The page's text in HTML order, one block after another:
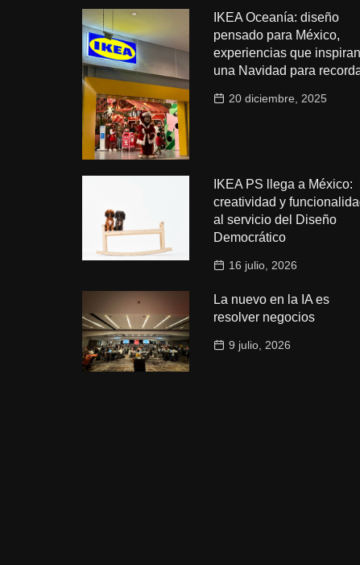
IKEA Oceanía: diseño
pensado para México,
experiencias que
una Navidad para
20 diciembre, 2025
IKEA PS llega a México:
creatividad y
al servicio del Diseño
Democrático
16 julio, 2026
La nuevo en la IA es
resolver negocios
9 julio, 2026